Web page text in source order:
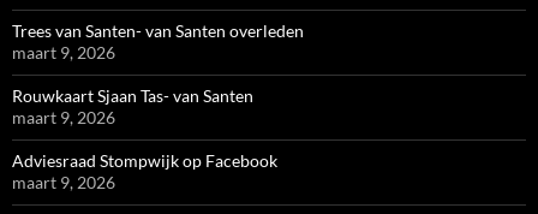
Trees van Santen- van Santen overleden
maart 9, 2026
Rouwkaart Sjaan Tas- van Santen
maart 9, 2026
Adviesraad Stompwijk op Facebook
maart 9, 2026